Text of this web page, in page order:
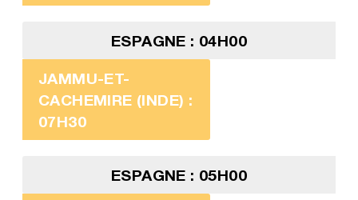
ESPAGNE : 04H00
JAMMU-ET-
CACHEMIRE (INDE) :
07H30
ESPAGNE : 05H00